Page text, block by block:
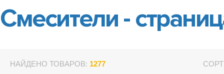
Смесители -
НАЙДЕНО ТОВАРОВ: 1277